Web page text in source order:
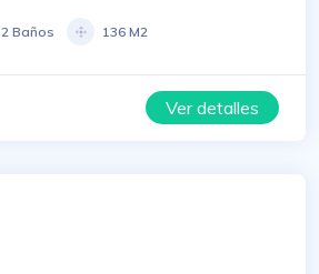
2 Baños 136 M2
Ver detalles